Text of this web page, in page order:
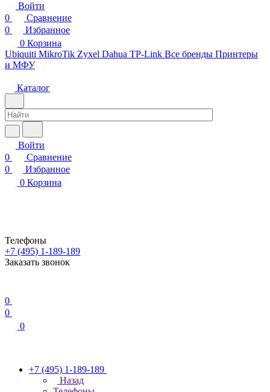
Войти
0
Сравнение
0
Избранное
0 Корзина
Ubiquiti MikroTik Zyxel Dahua TP-Link Все бренды Принтеры
и МФУ
Каталог
Войти
0
Сравнение
0
Избранное
0 Корзина
Телефоны
+7 (495) 1-189-189
Заказать звонок
0
0
0
+7 (495) 1-189-189
Назад